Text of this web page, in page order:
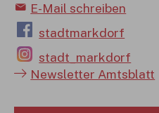
E-Mail schreiben
stadtmarkdorf
stadt_markdorf
Newsletter Amtsblatt